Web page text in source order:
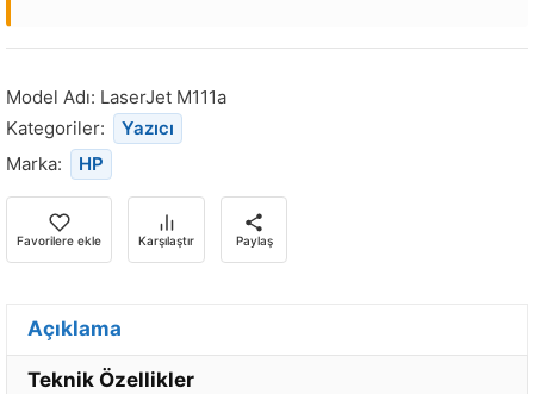
ürün
döndüğünde
bildirim
almak
için
e-
posta
girin.
Model Adı: LaserJet M111a
Kategoriler:
Yazıcı
Marka:
HP
Favorilere ekle Karşılaştır Paylaş
Açıklama
Teknik Özellikler